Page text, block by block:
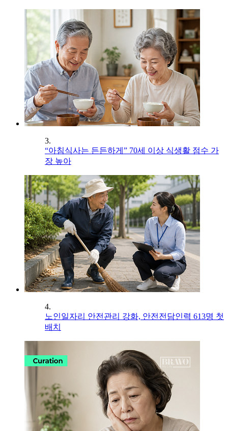
3.
“아침식사는 든든하게” 70세 이상 식생활 점수 가
장 높아
4.
노인일자리 안전관리 강화, 안전전담인력 613명 첫
배치